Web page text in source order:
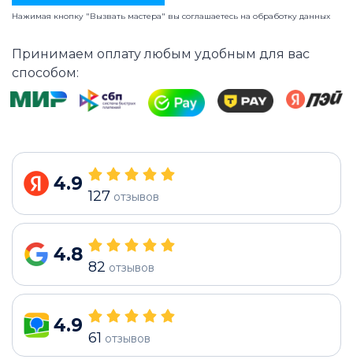
Нажимая кнопку "Вызвать мастера" вы соглашаетесь на обработку данных
Принимаем оплату любым удобным для вас
способом:
4.9
127 отзывов
4.8
82 отзывов
4.9
61 отзывов